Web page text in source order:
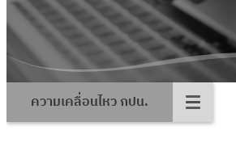
ความเคลื่อนไหว กปน.